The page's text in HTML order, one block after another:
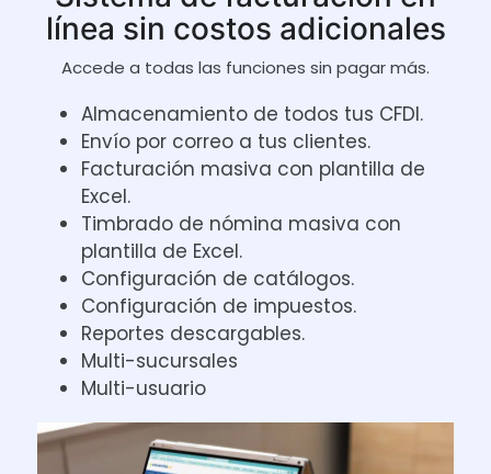
línea sin costos adicionales
Accede a todas las funciones sin pagar más.
Almacenamiento de todos tus CFDI.
Envío por correo a tus clientes.
Facturación masiva con plantilla de
Excel.
Timbrado de nómina masiva con
plantilla de Excel.
Configuración de catálogos.
Configuración de impuestos.
Reportes descargables.
Multi-sucursales
Multi-usuario